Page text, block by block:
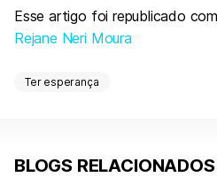
Esse artigo foi republicado
Rejane Neri Moura
Ter esperança
BLOGS RELACIONADOS